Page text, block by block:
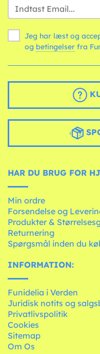
Jeg har læst og
og betingelser fra
HAR DU BRUG FOR
Min ordre
Forsendelse og
Produkter &
Returnering
Spørgsmål inden du
INFORMATION:
Funidelia i Verden
Juridisk notits og
Privatlivspolitik
Cookies
Sitemap
Om Os